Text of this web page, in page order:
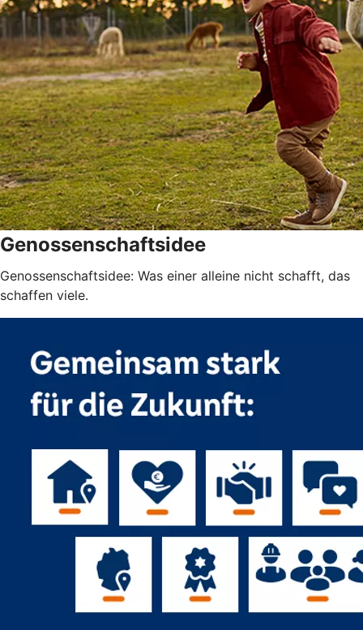
Genossenschaftsidee
Genossenschaftsidee: Was einer alleine nicht schafft, das
schaffen viele.